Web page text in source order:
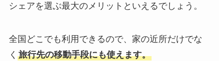
シェアを選ぶ最大のメリットといえるでしょう。
全国どこでも利用できるので、家の近所だけでな
く 旅行先の移動手段にも使えます。